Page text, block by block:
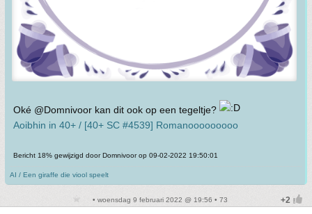
Oké @Domnivoor kan dit ook op een tegeltje?
Aoibhin in 40+ / [40+ SC #4539] Romanooooooooo
Bericht 18% gewijzigd door Domnivoor op 09-02-2022 19:50:01
AI / Een giraffe die viool speelt
• woensdag 9 februari 2022 @ 19:56 • 73